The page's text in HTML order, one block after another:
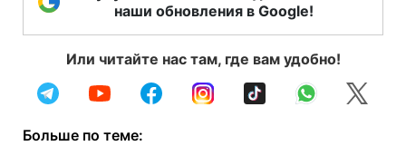
наши обновления в Google!
Или читайте нас там, где вам удобно!
Больше по теме: